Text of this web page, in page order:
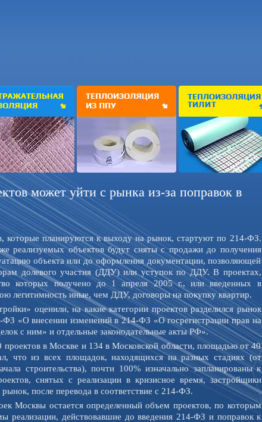
может уйти с рынка из-за поправок в
которые планируются к выходу на рынок, стартуют по 214-ФЗ.
реализуемых объектов будут сняты с продажи до получения
объекта или до оформления документации, позволяющей
долевого участия (ДДУ) или уступок по ДДУ. В проектах,
которых получено до 1 апреля 2005 г., или введенных в
легитимность иные, чем ДДУ, договоры на покупку квартир.
оценили, на какие категории проектов разделился рынок
ФЗ «О внесении изменений в 214-ФЗ «О госрегистрации прав на
с ним» и отдельные законодательные акты РФ».
в Москве и 134 в Московской области, площадью от 40
что из всех площадок, находящихся на разных стадиях (от
строительства), почти 100% изначально запланированы к
снятых с реализации в кризисное время, застройщики
после перевода в соответствие с 214-ФЗ.
Москвы остается определенный объем проектов, по которым
реализации, действовавшие до введения 214-ФЗ и поправок к